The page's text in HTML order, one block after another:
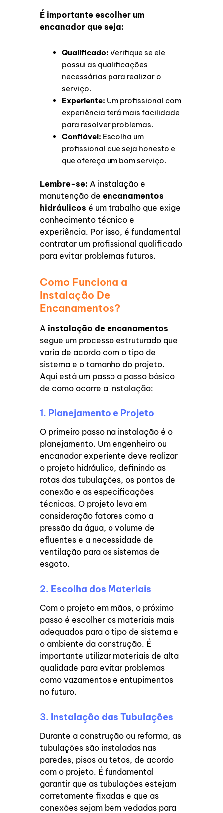
É importante escolher um
encanador que seja:
Qualificado: Verifique se ele
possui as qualificações
necessárias para realizar o
serviço.
Experiente: Um profissional com
experiência terá mais facilidade
para resolver problemas.
Confiável: Escolha um
profissional que seja honesto e
que ofereça um bom serviço.
Lembre-se: A instalação e
manutenção deencanamentos
hidráulicos é um trabalho que exige
conhecimento técnico e
experiência. Por isso, é fundamental
contratar um profissional qualificado
para evitar problemas futuros.
Como Funciona a
Instalação De
Encanamentos?
A instalação de encanamentos
segue um processo estruturado que
varia de acordo com o tipo de
sistema e o tamanho do projeto.
Aqui está um passo a passo básico
de como ocorre a instalação:
1. Planejamento e Projeto
O primeiro passo na instalação é o
planejamento. Um engenheiro ou
encanador experiente deve realizar
o projeto hidráulico, definindo as
rotas das tubulações, os pontos de
conexão e as especificações
técnicas. O projeto leva em
consideração fatores como a
pressão da água, o volume de
efluentes e a necessidade de
ventilação para os sistemas de
esgoto.
2. Escolha dos Materiais
Com o projeto em mãos, o próximo
passo é escolher os materiais mais
adequados para o tipo de sistema e
o ambiente da construção. É
importante utilizar materiais de alta
qualidade para evitar problemas
como vazamentos e entupimentos
no futuro.
3. Instalação das Tubulações
Durante a construção ou reforma, as
tubulações são instaladas nas
paredes, pisos ou tetos, de acordo
com o projeto. É fundamental
garantir que as tubulações estejam
corretamente fixadas e que as
conexões sejam bem vedadas para